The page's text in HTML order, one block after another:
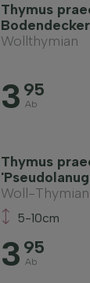
Thymus
Bodendecker
Wollthymian
3 95
Ab
Thymus
Woll-Thymian
5-10cm
3 95
Ab